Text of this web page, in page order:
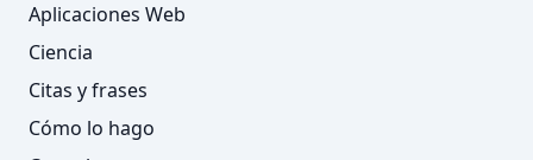
Aplicaciones Web
Ciencia
Citas y frases
Cómo lo hago